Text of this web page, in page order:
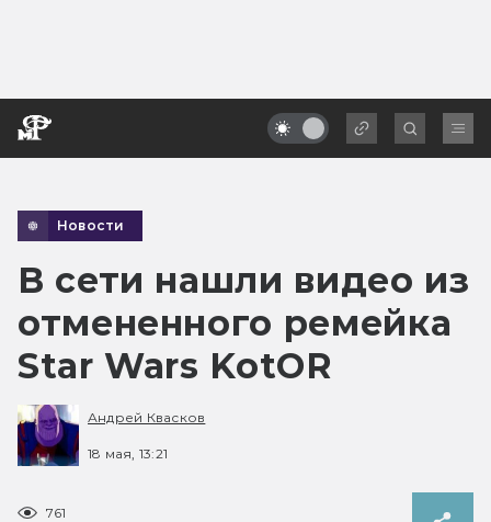
Новости
В сети нашли видео из
отмененного ремейка
Star Wars KotOR
Андрей Квасков
18 мая, 13:21
761